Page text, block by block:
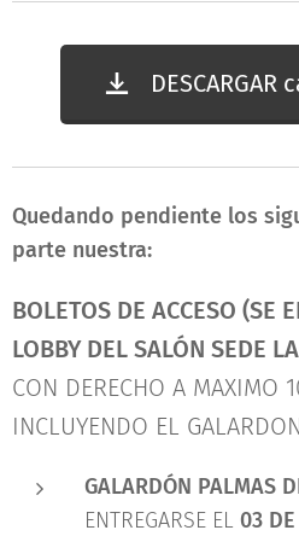
Quedando pendiente los
parte nuestra:
BOLETOS DE ACCESO (SE
LOBBY DEL SALÓN SEDE
CON DERECHO A MAXIMO
INCLUYENDO EL
GALARDÓN PALMAS
ENTREGARSE EL 03